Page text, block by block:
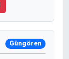
Güngören